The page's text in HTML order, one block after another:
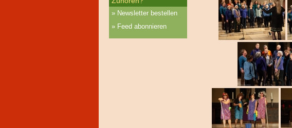
Newsletter bestellen
Feed abonnieren